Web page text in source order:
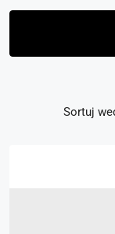
Sortuj